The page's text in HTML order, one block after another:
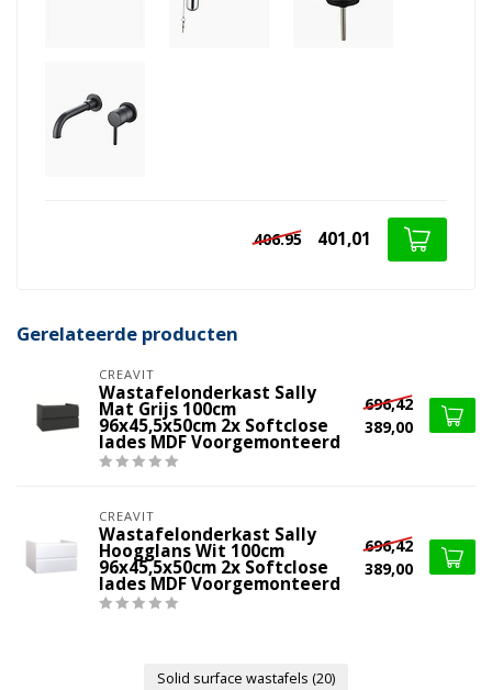
406.95 401,01
Gerelateerde producten
CREAVIT
Wastafelonderkast Sally
Mat Grijs 100cm
96x45,5x50cm 2x Softclose
lades MDF Voorgemonteerd
696,42
389,00
CREAVIT
Wastafelonderkast Sally
Hoogglans Wit 100cm
96x45,5x50cm 2x Softclose
lades MDF Voorgemonteerd
696,42
389,00
Solid surface wastafels (20)